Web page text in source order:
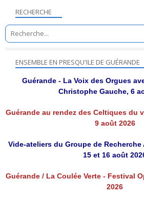
RECHERCHE
ENSEMBLE EN PRESQU'ILE DE GUÉRANDE
Guérande - La Voix des Orgues
Christophe Gauche, 6
Guérande au rendez des Celtiques du
9 août 2026
Vide-ateliers du Groupe de
15 et 16 août
Guérande / La Coulée Verte - Festival
2026